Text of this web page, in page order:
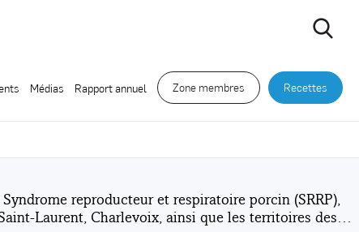
Médias Rapport annuel Zone membres Recettes
reproducteur et respiratoire porcin (SRRP),
Laurent, Charlevoix, ainsi que les territoires des…